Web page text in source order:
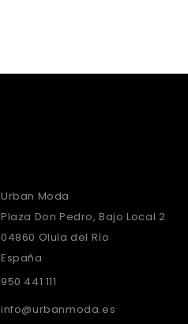
Urban Moda
Plaza Don Pedro, Bajo Local 2
04860 Olula del Río
España
950 441 111
info@urbanmoda.es